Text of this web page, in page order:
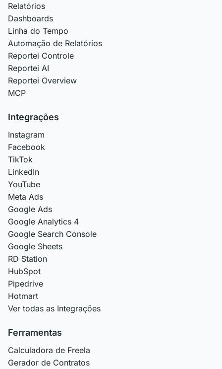
Relatórios
Dashboards
Linha do Tempo
Automação de Relatórios
Reportei Controle
Reportei AI
Reportei Overview
MCP
Integrações
Instagram
Facebook
TikTok
LinkedIn
YouTube
Meta Ads
Google Ads
Google Analytics 4
Google Search Console
Google Sheets
RD Station
HubSpot
Pipedrive
Hotmart
Ver todas as Integrações
Ferramentas
Calculadora de Freela
Gerador de Contratos